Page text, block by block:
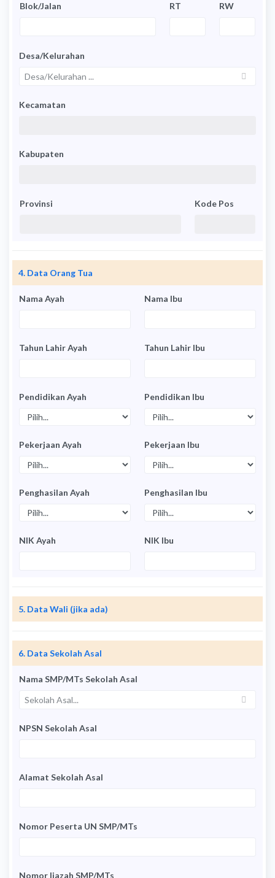
Blok/Jalan RT RW
Desa/Kelurahan
Kecamatan
Kabupaten
Provinsi Kode Pos
4. Data Orang Tua
Nama Ayah
Tahun Lahir Ayah
Pendidikan Ayah
Pekerjaan Ayah
Penghasilan Ayah
NIK Ayah
Nama Ibu
Tahun Lahir Ibu
Pendidikan Ibu
Pekerjaan Ibu
Penghasilan Ibu
NIK Ibu
5. Data Wali (jika ada)
6. Data Sekolah Asal
Nama SMP/MTs Sekolah Asal
NPSN Sekolah Asal
Alamat Sekolah Asal
Nomor Peserta UN SMP/MTs
Nomor Ijazah SMP/MTs